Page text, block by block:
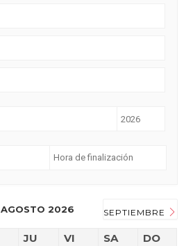
AGOSTO 2026 SEPTIEMBRE
JU VI SA DO